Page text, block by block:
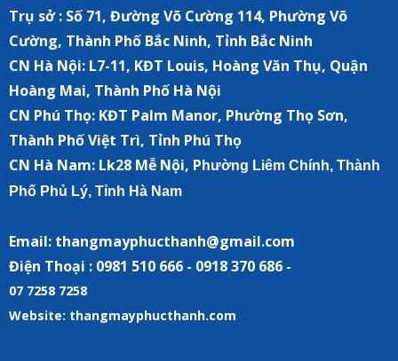
Trụ sở : Số 71, Đường Võ Cường 114, Phường Võ
Cường, Thành Phố Bắc Ninh, Tỉnh Bắc Ninh
CN Hà Nội: L7-11, KĐT Louis, Hoàng Văn Thụ, Quận
Hoàng Mai, Thành Phố Hà Nội
CN Phú Thọ: KĐT Palm Manor, Phường Thọ Sơn,
Thành Phố Việt Trì, Tỉnh Phú Thọ
CN Hà Nam: Lk28 Mễ Nội, P hường Liêm Chính, Thành
Phố Phủ Lý, Tỉnh Hà Nam
Email: thangmayphucthanh@gmail.com
Điện Thoại : 0981 510 666 - 0918 370 686 -
07 7258 7258
Website: thangmayphucthanh.com